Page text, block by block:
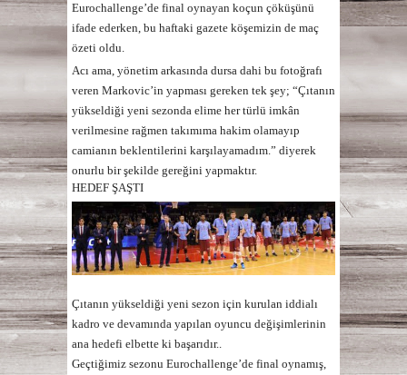
Eurochallenge’de final oynayan koçun çöküşünü
ifade ederken, bu haftaki gazete köşemizin de maç
özeti oldu.
Acı ama, yönetim arkasında dursa dahi bu fotoğrafı
veren Markovic’in yapması gereken tek şey; “Çıtanın
yükseldiği yeni sezonda elime her türlü imkân
verilmesine rağmen takımıma hakim olamayıp
camianın beklentilerini karşılayamadım.” diyerek
onurlu bir şekilde gereğini yapmaktır.
HEDEF ŞAŞTI
Çıtanın yükseldiği yeni sezon için kurulan iddialı
kadro ve devamında yapılan oyuncu değişimlerinin
ana hedefi elbette ki başarıdır..
Geçtiğimiz sezonu Eurochallenge’de final oynamış,